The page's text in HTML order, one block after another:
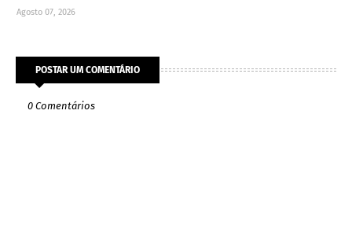
Agosto 07, 2026
POSTAR UM COMENTÁRIO
0 Comentários